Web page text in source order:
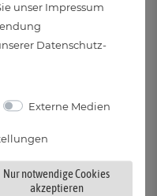
unser Impressum
Daten­schutz­
Externe Medien
Nur notwendige Cookies
akzeptieren
Packstationen
noch am gleichen Tag